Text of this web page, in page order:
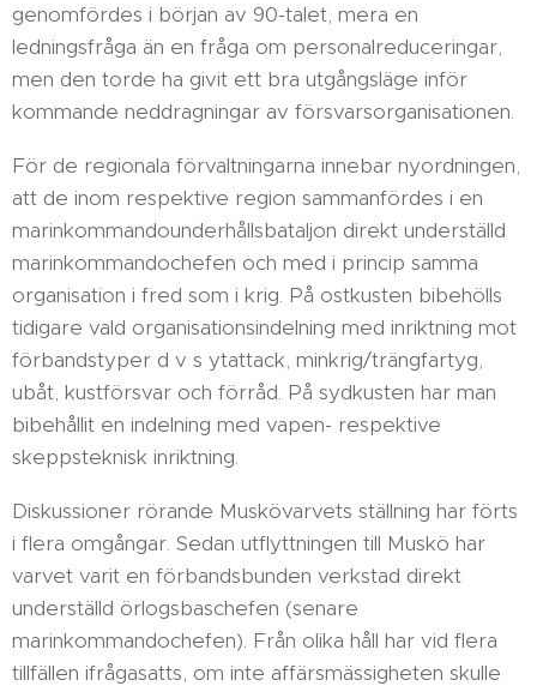
genomfördes i början av 90-talet, mera en
ledningsfråga än en fråga om personalreduceringar,
men den torde ha givit ett bra utgångsläge inför
kommande neddragningar av försvarsorganisationen.
För de regionala förvaltningarna innebar nyordningen,
att de inom respektive region sammanfördes i en
marinkommandounderhållsbataljon direkt underställd
marinkommandochefen och med i princip samma
organisation i fred som i krig. På ostkusten bibehölls
tidigare vald organisationsindelning med inriktning mot
förbandstyper d v s ytattack, minkrig/trängfartyg,
ubåt, kustförsvar och förråd. På sydkusten har man
bibehållit en indelning med vapen- respektive
skeppsteknisk inriktning.
Diskussioner rörande Muskövarvets ställning har förts
i flera omgångar. Sedan utflyttningen till Muskö har
varvet varit en förbandsbunden verkstad direkt
underställd örlogsbaschefen (senare
marinkommandochefen). Från olika håll har vid flera
tillfällen ifrågasatts, om inte affärsmässigheten skulle